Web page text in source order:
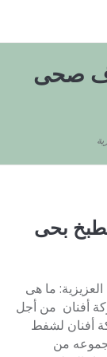
صحى
بحى
ما هى
أفنان من أجل
أفنان لشفط
من